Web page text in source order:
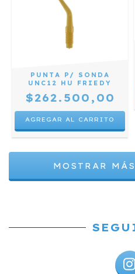
PUNTA P/ SONDA
UNC12 HU FRIEDY
$262.500,00
MOSTRAR